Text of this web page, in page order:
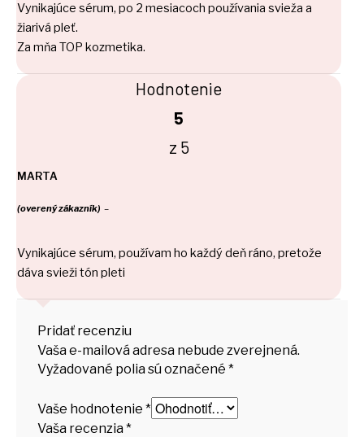
Vynikajúce sérum, po 2 mesiacoch používania svieža a
žiarivá pleť.
Za mňa TOP kozmetika.
Hodnotenie
5
z 5
MARTA
(overený zákazník) –
Vynikajúce sérum, používam ho každý deň ráno, pretože
dáva svieži tón pleti
Pridať recenziu
Vaša e-mailová adresa nebude zverejnená.
Vyžadované polia sú označené *
Vaše hodnotenie *
Vaša recenzia*